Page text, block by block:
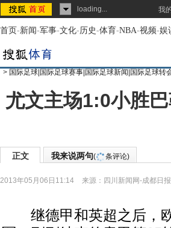
loading... 我
首页-新闻-军事-文化-历史-体育-NBA-视频-娱
> 国际足球|国际足球赛事|国际足球新闻|国际足球转
尤文主场1:0小胜
正文 我来说两句( 条评论)
2013年05月06日11:14 来源： 四川新闻网-成都日报
继德甲和英超之后，欧